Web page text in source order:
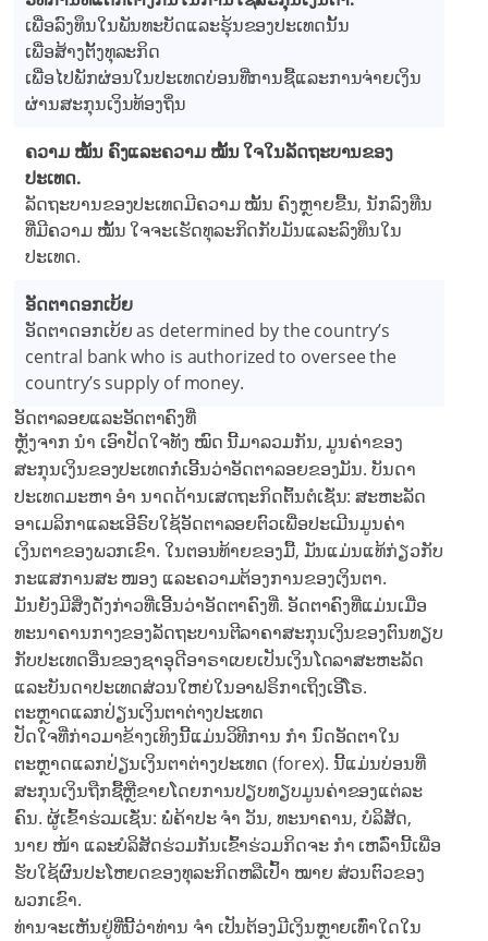
ເພື່ອລົງທຶນໃນພັນທະບັດແລະຮຸ້ນຂອງປະເທດນັ້ນ
ເພື່ອສ້າງຕັ້ງທຸລະກິດ
ເພື່ອໄປພັກຜ່ອນໃນປະເທດບ່ອນທີ່ການຊື້ແລະການຈ່າຍເງິນ
ຜ່ານສະກຸນເງິນທ້ອງຖິ່ນ
ຄວາມ ໝັ້ນ ຄົງແລະຄວາມ ໝັ້ນ ໃຈໃນລັດຖະບານຂອງ
ປະເທດ.
ລັດຖະບານຂອງປະເທດມີຄວາມ ໝັ້ນ ຄົງຫຼາຍຂື້ນ, ນັກລົງທືນ
ທີ່ມີຄວາມ ໝັ້ນ ໃຈຈະເຮັດທຸລະກິດກັບມັນແລະລົງທຶນໃນ
ປະເທດ.
ອັດ​ຕາ​ດອກ​ເບ້ຍ
ອັດ​ຕາ​ດອກ​ເບ້ຍ as determined by the country’s
central bank who is authorized to oversee the
country’s supply of money.
ອັດຕາລອຍແລະອັດຕາຄົງທີ່
ຫຼັງຈາກ ນຳ ເອົາປັດໃຈທັງ ໝົດ ນີ້ມາລວມກັນ, ມູນຄ່າຂອງ
ສະກຸນເງິນຂອງປະເທດກໍ່ເອີ້ນວ່າອັດຕາລອຍຂອງມັນ. ບັນດາ
ປະເທດມະຫາ ອຳ ນາດດ້ານເສດຖະກິດຕົ້ນຕໍເຊັ່ນ: ສະຫະລັດ
ອາເມລິກາແລະເອີຣົບໃຊ້ອັດຕາລອຍຕົວເພື່ອປະເມີນມູນຄ່າ
ເງິນຕາຂອງພວກເຂົາ. ໃນຕອນທ້າຍຂອງມື້, ມັນແມ່ນແທ້ກ່ຽວກັບ
ກະແສການສະ ໜອງ ແລະຄວາມຕ້ອງການຂອງເງິນຕາ.
ມັນຍັງມີສິ່ງດັ່ງກ່າວທີ່ເອີ້ນວ່າອັດຕາຄົງທີ່. ອັດຕາຄົງທີ່ແມ່ນເມື່ອ
ທະນາຄານກາງຂອງລັດຖະບານຕີລາຄາສະກຸນເງິນຂອງຕົນທຽບ
ກັບປະເທດອື່ນຂອງຊາອຸດີອາຣາເບຍເປັນເງິນໂດລາສະຫະລັດ
ແລະບັນດາປະເທດສ່ວນໃຫຍ່ໃນອາຟຣິກາເຖິງເອີໂຣ.
ຕະຫຼາດແລກປ່ຽນເງິນຕາຕ່າງປະເທດ
ປັດໃຈທີ່ກ່າວມາຂ້າງເທິງນີ້ແມ່ນວິທີການ ກຳ ນົດອັດຕາໃນ
ຕະຫຼາດແລກປ່ຽນເງິນຕາຕ່າງປະເທດ (forex). ນີ້ແມ່ນບ່ອນທີ່
ສະກຸນເງິນຖືກຊື້ຫຼືຂາຍໂດຍການປຽບທຽບມູນຄ່າຂອງແຕ່ລະ
ຄົນ. ຜູ້ເຂົ້າຮ່ວມເຊັ່ນ: ພໍ່ຄ້າປະ ຈຳ ວັນ, ທະນາຄານ, ບໍລິສັດ,
ນາຍ ໜ້າ ແລະບໍລິສັດຮ່ວມກັນເຂົ້າຮ່ວມກິດຈະ ກຳ ເຫລົ່ານີ້ເພື່ອ
ຮັບໃຊ້ຜົນປະໂຫຍດຂອງທຸລະກິດຫລືເປົ້າ ໝາຍ ສ່ວນຕົວຂອງ
ພວກເຂົາ.
ທ່ານຈະເຫັນຢູ່ທີ່ນີ້ວ່າທ່ານ ຈຳ ເປັນຕ້ອງມີເງິນຫຼາຍເທົ່າໃດໃນ